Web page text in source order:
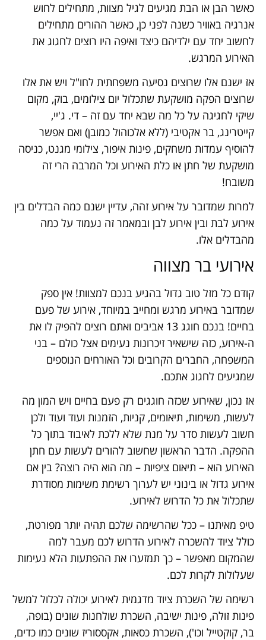
כאשר הבן או הבת מגיעים לגיל מצוות, מתחילים לחוש
אנרגיה באוויר כשנה לפני כן, כאשר ההורים מתחילים
לחשוב יחד עם ילדיהם כיצד ואיפה היו רוצים לחגוג את
האירוע המרגש.
אז ישנם אלו שרוצים נסיעה משפחתית לחו"ל ויש את אלו
שרוצים הפקה מושקעת שתכלול יום צילומים, בוק, מקום
שיקי לחגיגה על כל מה שבא יחד עם זה – די. ג'יי,
קייטרינג, בר אקטיבי (ללא אלכוהול כמובן) ואם אפשר
להוסיף עמדות משחקים, פינות איפור, צילומי מגנט, כניסה
מושקעת של חתן או כלת האירוע וכל המרבה הרי זה
משובח!
למרות שמדובר על אירוע זהה, עדיין ישנם כמה הבדלים בין
אירוע לבת ובין אירוע לבן ובמאמר זה נעמוד על כמה
מהבדלים אלו.
אירועי בר מצווה
קודם כל מזל טוב גדול בהגיע בנכם למצוות! אין ספק
שמדובר באירוע מרגש ומחייב במיוחד, אירוע של פעם
בחיים! בנכם חוגג 13 אביבים ואתם רוצים להפיק לו את
ה-אירוע, כזה שישאיר זיכרונות נעימים אצל כולם – בני
המשפחה, החברים הקרובים וכל האורחים הנוספים
שמגיעים לחגוג אתכם.
אז נכון, שאירוע שכזה חוגגים רק פעם בחיים ויש המון מה
לעשות, משימות, תיאומים, קניות, הזמנות ועוד ועוד ולכן
חשוב לעשות סדר על מנת שלא ללכת לאיבוד בתוך כל
ההפקה. הדבר הראשון שחשוב להורים לעשות עם חתן
האירוע הוא – תיאום ציפיות – מה הוא היה רוצה? בין אם
אירוע גדול או בינוני יש לערוך רשימת משימות מסודרת
שתכלול את כל הדרוש לאירוע.
טיפ מאיתנו – ככל שהרשימה שלכם תהיה יותר מפורטת,
כולל ציוד להשכרה לאירוע הדרוש לכם מעבר למה
שהמקום מאפשר – כך תמזערו את ההפתעות הלא נעימות
שעלולות לקרות לכם.
רשימה של השכרת ציוד מדגמית לאירוע יכולה לכלול למשל
פינות זולה, פינות ישיבה, השכרת שולחנות שונים (בופה,
בר, קוקטייל וכו'), השכרת כסאות, אקססוריז שונים כמו כדים,